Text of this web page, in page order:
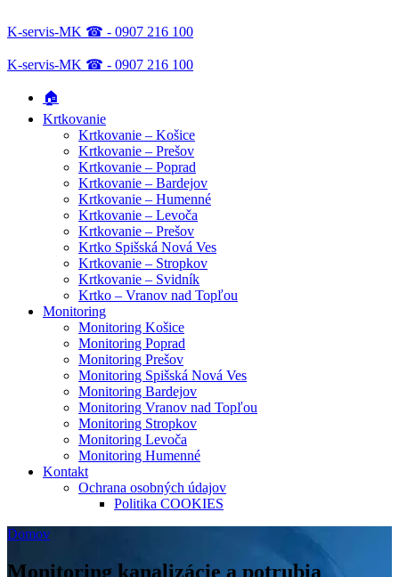
K-servis-MK ☎ - 0907 216 100
K-servis-MK ☎ - 0907 216 100
🏠
Krtkovanie
Krtkovanie – Košice
Krtkovanie – Prešov
Krtkovanie – Poprad
Krtkovanie – Bardejov
Krtkovanie – Humenné
Krtkovanie – Levoča
Krtkovanie – Prešov
Krtko Spišská Nová Ves
Krtkovanie – Stropkov
Krtkovanie – Svidník
Krtko – Vranov nad Topľou
Monitoring
Monitoring Košice
Monitoring Poprad
Monitoring Prešov
Monitoring Spišská Nová Ves
Monitoring Bardejov
Monitoring Vranov nad Topľou
Monitoring Stropkov
Monitoring Levoča
Monitoring Humenné
Kontakt
Ochrana osobných údajov
Politika COOKIES
Domov
Monitoring kanalizácie a potrubia